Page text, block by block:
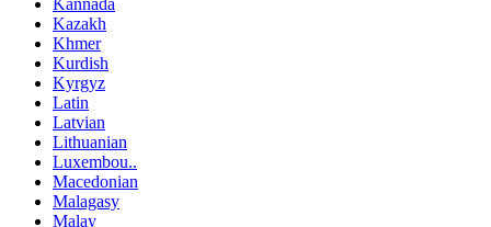
Kannada
Kazakh
Khmer
Kurdish
Kyrgyz
Latin
Latvian
Lithuanian
Luxembou..
Macedonian
Malagasy
Malay